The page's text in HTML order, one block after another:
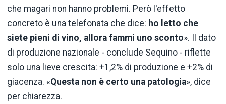
che magari non hanno problemi. Però l'effetto
concreto è una telefonata che dice: ho letto che
siete pieni di vino, allora fammi uno sconto». Il dato
di produzione nazionale - conclude Sequino - riflette
solo una lieve crescita: +1,2% di produzione e +2% di
giacenza. «Questa non è certo una patologia», dice
per chiarezza.